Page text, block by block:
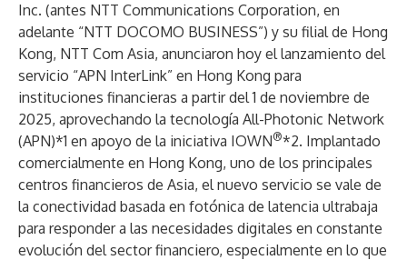
Inc. (antes NTT Communications Corporation, en
adelante “NTT DOCOMO BUSINESS”) y su filial de Hong
Kong, NTT Com Asia, anunciaron hoy el lanzamiento del
servicio “APN InterLink” en Hong Kong para
instituciones financieras a partir del 1 de noviembre de
2025, aprovechando la tecnología All-Photonic Network
(APN)*1 en apoyo de la iniciativa IOWN®*2. Implantado
comercialmente en Hong Kong, uno de los principales
centros financieros de Asia, el nuevo servicio se vale de
la conectividad basada en fotónica de latencia ultrabaja
para responder a las necesidades digitales en constante
evolución del sector financiero, especialmente en lo que